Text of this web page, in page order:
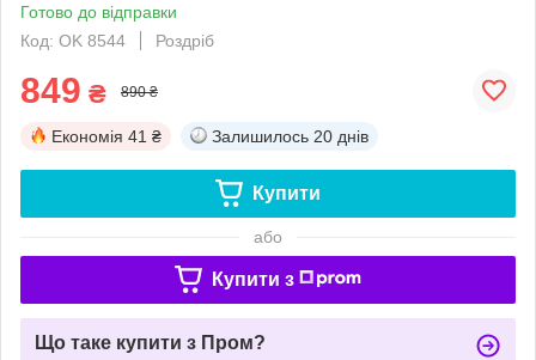
Готово до відправки
Код: OK 8544
Роздріб
849 ₴ 890 ₴
Економія 41 ₴ Залишилось 20 днів
Купити
або
Купити з
Що таке купити з Пром?